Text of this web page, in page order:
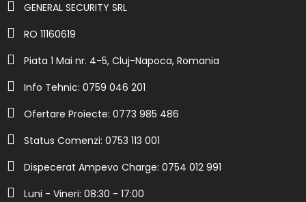
GENERAL SECURITY SRL
RO 11160619
Piata 1 Mai nr. 4-5, Cluj-Napoca, Romania
Info Tehnic: 0759 046 201
Ofertare Proiecte: 0773 985 486
Status Comenzi: 0753 113 001
Dispecerat Ampevo Charge: 0754 012 991
Luni - Vineri: 08:30 - 17:00